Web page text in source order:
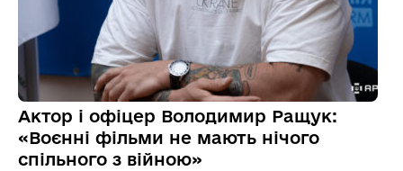
Актор і офіцер Володимир Ращук:
«Воєнні фільми не мають нічого
спільного з війною»